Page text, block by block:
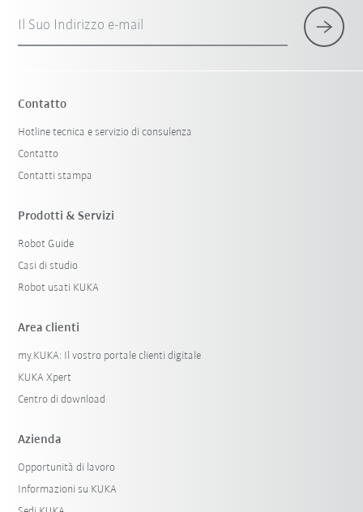
Il Suo Indirizzo e-mail
Contatto
Hotline tecnica e servizio di consulenza
Contatto
Contatti stampa
Prodotti & Servizi
Robot Guide
Casi di studio
Robot usati KUKA
Area clienti
my.KUKA: Il vostro portale clienti digitale
KUKA Xpert
Centro di download
Azienda
Opportunità di lavoro
Informazioni su KUKA